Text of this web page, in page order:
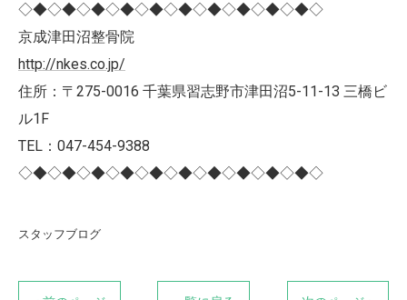
◇◆◇◆◇◆◇◆◇◆◇◆◇◆◇◆◇◆◇◆◇
京成津田沼整骨院
http://nkes.co.jp/
住所：〒275-0016 千葉県習志野市津田沼5-11-13 三橋ビ
ル1F
TEL：047-454-9388
◇◆◇◆◇◆◇◆◇◆◇◆◇◆◇◆◇◆◇◆◇
スタッフブログ